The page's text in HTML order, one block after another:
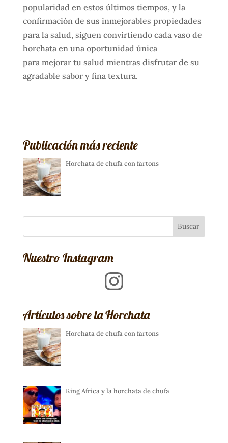
popularidad en estos últimos tiempos, y la
confirmación de sus inmejorables propiedades
para la salud, siguen convirtiendo cada vaso de
horchata en una oportunidad única
para mejorar tu salud mientras disfrutar de su
agradable sabor y fina textura.
Publicación más reciente
Horchata de chufa con fartons
Nuestro Instagram
Instagram
Artículos sobre la Horchata
Horchata de chufa con fartons
King Africa y la horchata de chufa